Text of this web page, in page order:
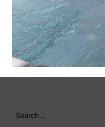
3 août 2020
Definitive Guide to
Productive Working